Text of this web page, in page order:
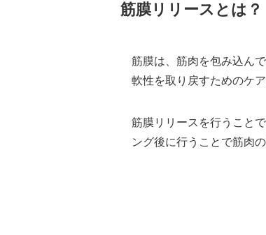
筋膜リリースとは？
筋膜は、筋肉を包み込ん
軟性を取り戻すためのケ
筋膜リリースを行うこと
ング後に行うことで筋肉